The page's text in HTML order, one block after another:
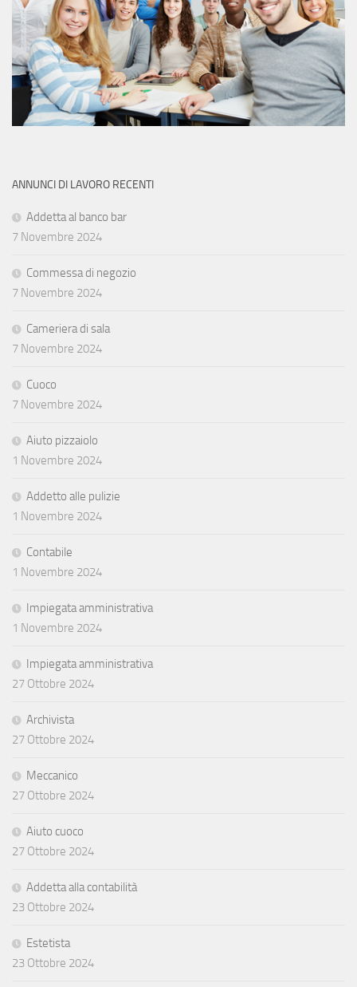
ANNUNCI DI LAVORO RECENTI
Addetta al banco bar
7 Novembre 2024
Commessa di negozio
7 Novembre 2024
Cameriera di sala
7 Novembre 2024
Cuoco
7 Novembre 2024
Aiuto pizzaiolo
1 Novembre 2024
Addetto alle pulizie
1 Novembre 2024
Contabile
1 Novembre 2024
Impiegata amministrativa
1 Novembre 2024
Impiegata amministrativa
27 Ottobre 2024
Archivista
27 Ottobre 2024
Meccanico
27 Ottobre 2024
Aiuto cuoco
27 Ottobre 2024
Addetta alla contabilità
23 Ottobre 2024
Estetista
23 Ottobre 2024